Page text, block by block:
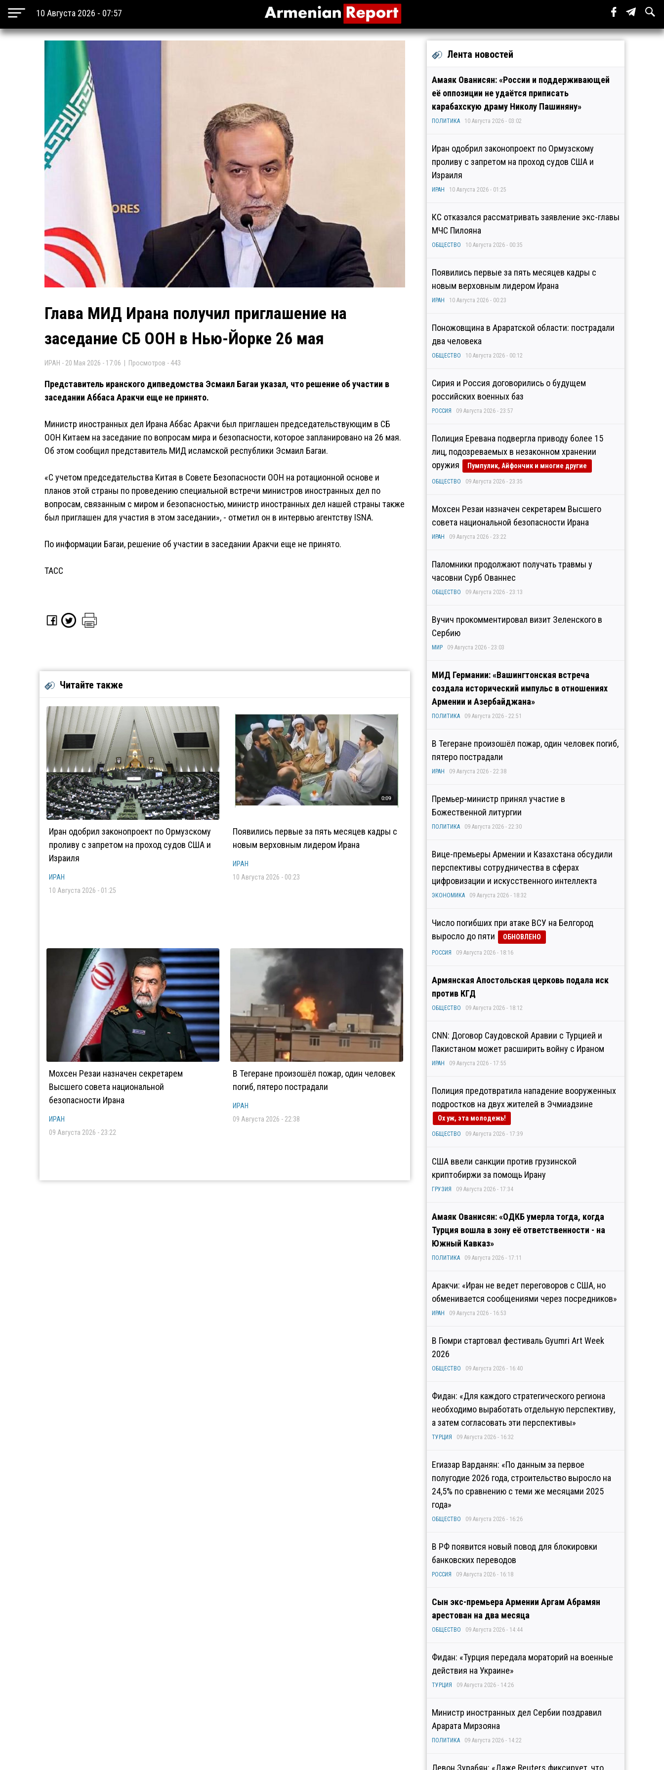
10 Августа 2026 - 07:57
Глава МИД Ирана получил приглашение на
заседание СБ ООН в Нью-Йорке 26 мая
ИРАН - 20 Мая 2026 - 17:06 | Просмотров - 443
Представитель иранского дипведомства Эсмаил Багаи указал, что решение об участии в
заседании Аббаса Аракчи еще не принято.
Министр иностранных дел Ирана Аббас Аракчи был приглашен председательствующим в СБ
ООН Китаем на заседание по вопросам мира и безопасности, которое запланировано на 26 мая.
Об этом сообщил представитель МИД исламской республики Эсмаил Багаи.
«С учетом председательства Китая в Совете Безопасности ООН на ротационной основе и
планов этой страны по проведению специальной встречи министров иностранных дел по
вопросам, связанным с миром и безопасностью, министр иностранных дел нашей страны также
был приглашен для участия в этом заседании», - отметил он в интервью агентству ISNA.
По информации Багаи, решение об участии в заседании Аракчи еще не принято.
ТАСС
Читайте также
Иран одобрил законопроект по Ормузскому
проливу с запретом на проход судов США и
Израиля
ИРАН
10 Августа 2026 - 01:25
Появились первые за пять месяцев кадры с
новым верховным лидером Ирана
ИРАН
10 Августа 2026 - 00:23
Мохсен Резаи назначен секретарем
Высшего совета национальной
безопасности Ирана
ИРАН
09 Августа 2026 - 23:22
В Тегеране произошёл пожар, один человек
погиб, пятеро пострадали
ИРАН
09 Августа 2026 - 22:38
Лента новостей
Амаяк Ованисян: «России и поддерживающей
её оппозиции не удаётся приписать
карабахскую драму Николу Пашиняну»
ПОЛИТИКА 10 Августа 2026 - 03:02
Иран одобрил законопроект по Ормузскому
проливу с запретом на проход судов США и
Израиля
ИРАН 10 Августа 2026 - 01:25
КС отказался рассматривать заявление экс-главы
МЧС Пилояна
ОБЩЕСТВО 10 Августа 2026 - 00:35
Появились первые за пять месяцев кадры с
новым верховным лидером Ирана
ИРАН 10 Августа 2026 - 00:23
Поножовщина в Араратской области: пострадали
два человека
ОБЩЕСТВО 10 Августа 2026 - 00:12
Сирия и Россия договорились о будущем
российских военных баз
РОССИЯ 09 Августа 2026 - 23:57
Полиция Еревана подвергла приводу более 15
лиц, подозреваемых в незаконном хранении
оружия
Пумпулик, Айфончик и многие другие
ОБЩЕСТВО 09 Августа 2026 - 23:35
Мохсен Резаи назначен секретарем Высшего
совета национальной безопасности Ирана
ИРАН 09 Августа 2026 - 23:22
Паломники продолжают получать травмы у
часовни Сурб Ованнес
ОБЩЕСТВО 09 Августа 2026 - 23:13
Вучич прокомментировал визит Зеленского в
Сербию
МИР 09 Августа 2026 - 23:03
МИД Германии: «Вашингтонская встреча
создала исторический импульс в отношениях
Армении и Азербайджана»
ПОЛИТИКА 09 Августа 2026 - 22:51
В Тегеране произошёл пожар, один человек погиб,
пятеро пострадали
ИРАН 09 Августа 2026 - 22:38
Премьер-министр принял участие в
Божественной литургии
ПОЛИТИКА 09 Августа 2026 - 22:30
Вице-премьеры Армении и Казахстана обсудили
перспективы сотрудничества в сферах
цифровизации и искусственного интеллекта
ЭКОНОМИКА 09 Августа 2026 - 18:32
Число погибших при атаке ВСУ на Белгород
выросло до пяти
ОБНОВЛЕНО
РОССИЯ 09 Августа 2026 - 18:16
Армянская Апостольская церковь подала иск
против КГД
ОБЩЕСТВО 09 Августа 2026 - 18:12
CNN: Договор Саудовской Аравии с Турцией и
Пакистаном может расширить войну с Ираном
ИРАН 09 Августа 2026 - 17:55
Полиция предотвратила нападение вооруженных
подростков на двух жителей в Эчмиадзине
Ох уж, эта молодежь!
ОБЩЕСТВО 09 Августа 2026 - 17:39
США ввели санкции против грузинской
криптобиржи за помощь Ирану
ГРУЗИЯ 09 Августа 2026 - 17:34
Амаяк Ованисян: «ОДКБ умерла тогда, когда
Турция вошла в зону её ответственности - на
Южный Кавказ»
ПОЛИТИКА 09 Августа 2026 - 17:11
Аракчи: «Иран не ведет переговоров с США, но
обменивается сообщениями через посредников»
ИРАН 09 Августа 2026 - 16:53
В Гюмри стартовал фестиваль Gyumri Art Week
2026
ОБЩЕСТВО 09 Августа 2026 - 16:40
Фидан: «Для каждого стратегического региона
необходимо выработать отдельную перспективу,
а затем согласовать эти перспективы»
ТУРЦИЯ 09 Августа 2026 - 16:32
Егиазар Варданян: «По данным за первое
полугодие 2026 года, строительство выросло на
24,5% по сравнению с теми же месяцами 2025
года»
ОБЩЕСТВО 09 Августа 2026 - 16:26
В РФ появится новый повод для блокировки
банковских переводов
РОССИЯ 09 Августа 2026 - 16:18
Сын экс-премьера Армении Аргам Абрамян
арестован на два месяца
ОБЩЕСТВО 09 Августа 2026 - 14:44
Фидан: «Турция передала мораторий на военные
действия на Украине»
ТУРЦИЯ 09 Августа 2026 - 14:26
Министр иностранных дел Сербии поздравил
Арарата Мирзояна
ПОЛИТИКА 09 Августа 2026 - 14:22
Левон Зурабян: «Даже Reuters фиксирует, что